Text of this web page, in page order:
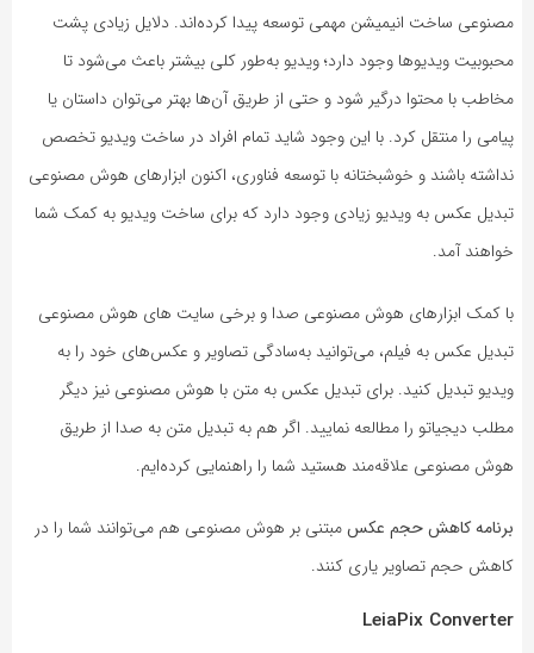
مصنوعی ساخت انیمیشن مهمی توسعه پیدا کرده‌اند. دلایل زیادی پشت
محبوبیت ویدیوها وجود دارد؛ ویدیو به‌طور کلی بیشتر باعث می‌شود تا
مخاطب با محتوا درگیر شود و حتی از طریق آن‌ها بهتر می‌توان داستان یا
پیامی را منتقل کرد. با این وجود شاید تمام افراد در ساخت ویدیو تخصص
نداشته باشند و خوشبختانه با توسعه فناوری، اکنون ابزارهای هوش مصنوعی
تبدیل عکس به ویدیو زیادی وجود دارد که برای ساخت ویدیو به کمک شما
خواهند آمد.
با کمک ابزارهای هوش مصنوعی صدا و برخی سایت های هوش مصنوعی
تبدیل عکس به فیلم، می‌توانید به‌سادگی تصاویر و عکس‌های خود را به
ویدیو تبدیل کنید. برای تبدیل عکس به متن با هوش مصنوعی نیز دیگر
مطلب دیجیاتو را مطالعه نمایید. اگر هم به تبدیل متن به صدا از طریق
هوش مصنوعی علاقه‌مند هستید شما را راهنمایی کرده‌ایم.
برنامه کاهش حجم عکسمبتنی بر هوش مصنوعی هم می‌توانند شما را در
کاهش حجم تصاویر یاری کنند.
LeiaPix Converter